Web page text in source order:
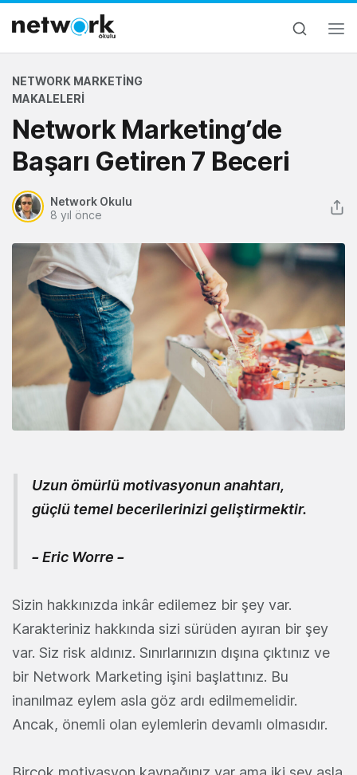
NETWORK MARKETING
MAKALELERI
Network Marketing’de
Başarı Getiren 7 Beceri
Network Okulu
8 yıl önce
Uzun ömürlü motivasyonun anahtarı,
güçlü temel becerilerinizi geliştirmektir.
– Eric Worre –
Sizin hakkınızda inkâr edilemez bir şey var.
Karakteriniz hakkında sizi sürüden ayıran bir şey
var. Siz risk aldınız. Sınırlarınızın dışına çıktınız ve
bir Network Marketing işini başlattınız. Bu
inanılmaz eylem asla göz ardı edilmemelidir.
Ancak, önemli olan eylemlerin devamlı olmasıdır.